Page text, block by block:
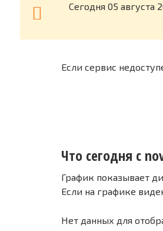
Cегодня 05
Если сервис
Что сегодня с
График показывает
Если на графике
Нет данных для